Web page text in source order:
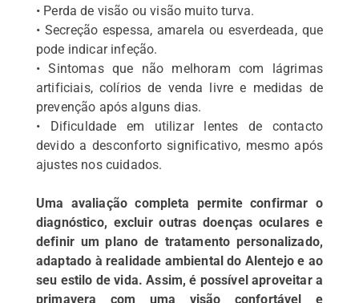
• Perda de visão ou visão muito turva.
• Secreção espessa, amarela ou esverdeada, que
pode indicar infeção.
• Sintomas que não melhoram com lágrimas
artificiais, colírios de venda livre e medidas de
prevenção após alguns dias.
• Dificuldade em utilizar lentes de contacto
devido a desconforto significativo, mesmo após
ajustes nos cuidados.
Uma avaliação completa permite confirmar o
diagnóstico, excluir outras doenças oculares e
definir um plano de tratamento personalizado,
adaptado à realidade ambiental do Alentejo e ao
seu estilo de vida. Assim, é possível aproveitar a
primavera com uma visão confortável e